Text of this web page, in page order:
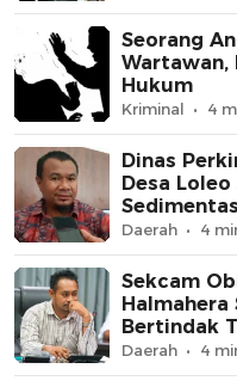
Seorang
Wartawan,
Hukum
Kriminal 4
Dinas
Desa
Daerah 4
Sekcam
Bertindak
Daerah 4